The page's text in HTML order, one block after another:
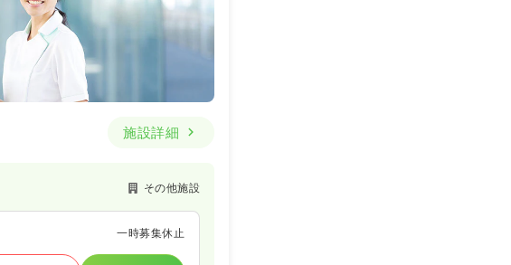
施設詳細
その他施設
一時募集休止